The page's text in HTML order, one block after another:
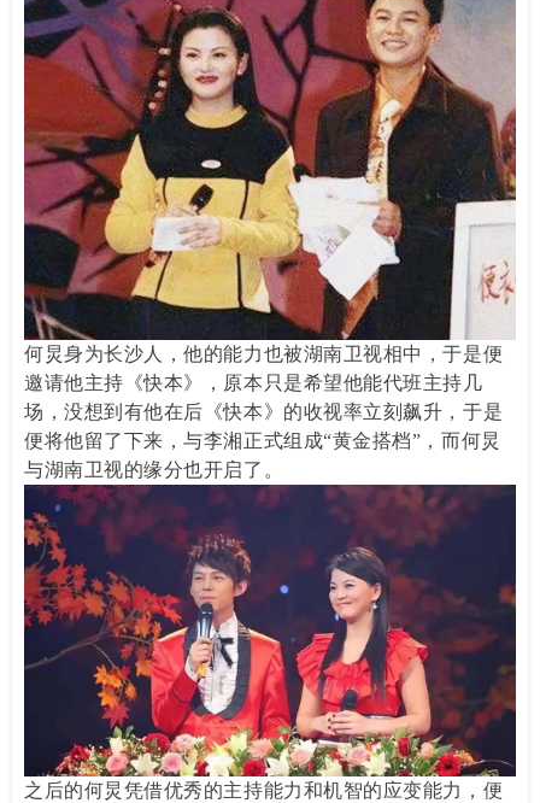
何炅身为长沙人，他的能力也被湖南卫视相中，于是便
邀请他主持《快本》，原本只是希望他能代班主持几
场，没想到有他在后《快本》的收视率立刻飙升，于是
便将他留了下来，与李湘正式组成“黄金搭档”，而何炅
与湖南卫视的缘分也开启了。
之后的何炅凭借优秀的主持能力和机智的应变能力，便